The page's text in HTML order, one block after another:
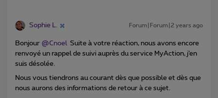
Sophie L. Forum|Forum|2 years ago
Bonjour @Cnoel Suite à votre réaction, nous avons encore
renvoyé un rappel de suivi auprès du service MyAction, j’en
suis désolée.
Nous vous tiendrons au courant dès que possible et dès que
nous aurons des informations de retour à ce sujet.